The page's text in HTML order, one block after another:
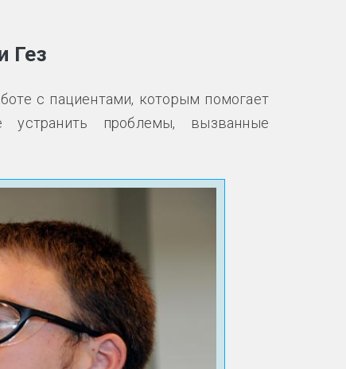
Гез
с пациентами, которым помогает
проблемы, вызванные